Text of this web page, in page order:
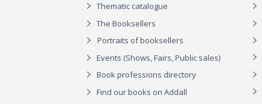
Thematic catalogue
The Booksellers
Portraits of booksellers
Events (Shows, Fairs, Public sales)
Book professions directory
Find our books on Addall